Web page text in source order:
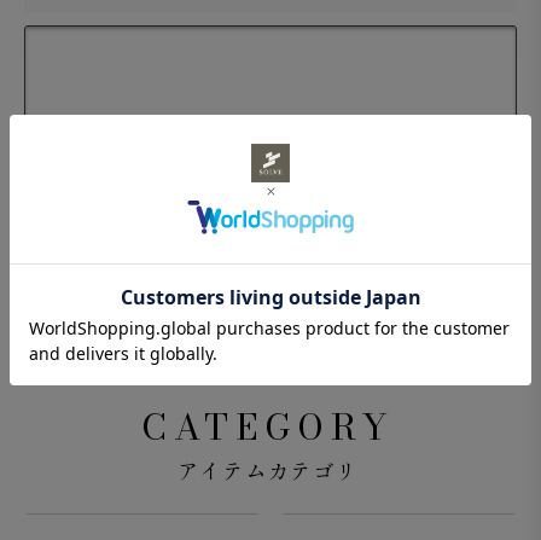
CATEGORY
アイテムカテゴリ